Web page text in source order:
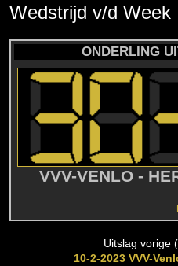
Wedstrijd v/d Week
ONDERLING
VVV-VENLO -
Uitslag vorige
10-2-2023 VVV-